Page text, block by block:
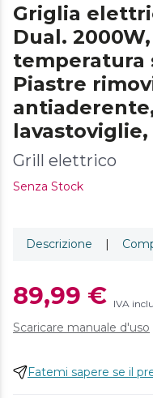
Griglia
Dual.
temperatura
Piastre
lavastoviglie,
Grill elettrico
Senza Stock
Descrizione |
89,99 € IVA
Scaricare manuale d'uso
Fatemi sapere se il